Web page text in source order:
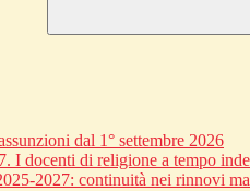
dal 1° settembre 2026
I docenti di religione a tempo
2027: continuità nei rinnovi